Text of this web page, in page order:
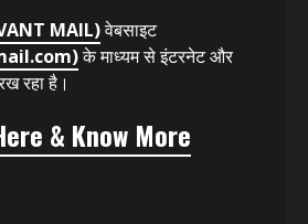
MAIL)वेबसाइट
के माध्यम से इंटरनेट और
रहा है।
& Know More